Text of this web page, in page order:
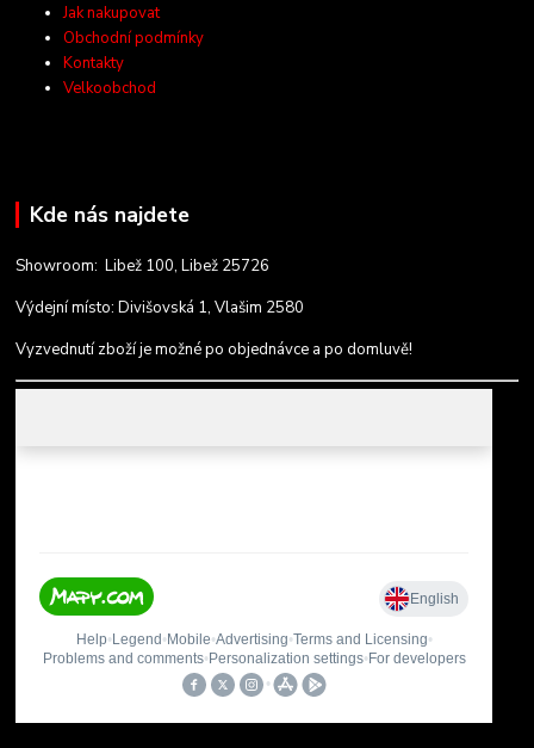
Jak nakupovat
Obchodní podmínky
Kontakty
Velkoobchod
Kde nás najdete
Showroom: Libež 100, Libež 25726
Výdejní místo: Divišovská 1, Vlašim 2580
Vyzvednutí zboží je možné po objednávce a po domluvě!